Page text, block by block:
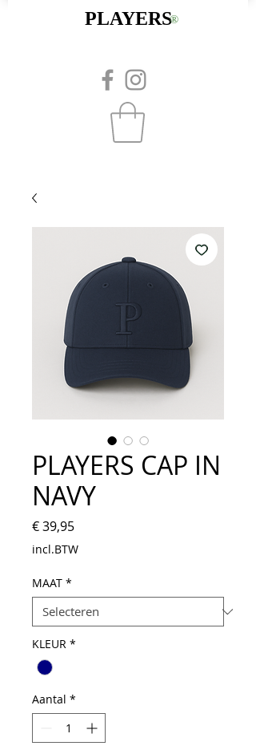
PLAYERS®
PLAYERS CAP IN
NAVY
€ 39,95Prijs
incl.BTW
MAAT *
KLEUR *
Aantal *